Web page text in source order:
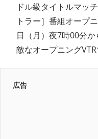
ドル級タイトルマッ
トラー］番組オープ
日（月）夜7時00分
敵なオープニング
広告